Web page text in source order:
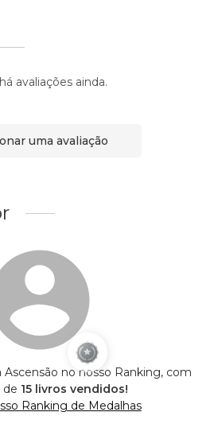
avaliações ainda.
uma avaliação
Ascensão no nosso Ranking, com
15 livros vendidos!
Ranking de Medalhas